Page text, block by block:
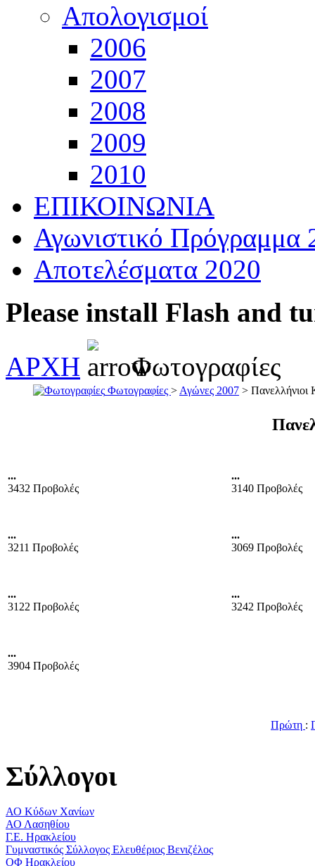
Απολογισμοί
2006
2007
2008
2009
2010
ΕΠΙΚΟΙΝΩΝΙΑ
Αγωνιστικό Πρόγραμμα
Αποτελέσματα 2020
Please install Flash and
ΑΡΧΗ
Φωτογραφίες
Φωτογραφίες > Αγώνες 2007 >
...
3432 Προβολές
...
3140 Προβολές
...
3211 Προβολές
...
3069 Προβολές
...
3122 Προβολές
...
3242 Προβολές
...
3904 Προβολές
Πρώτη :
Σύλλογοι
ΑΟ Κύδων Χανίων
ΑΟ Λασηθίου
Γ.Ε. Ηρακλείου
Γυμναστικός Σύλλογος Ελευθέριος Βενιζέλος
ΟΦ Ηρακλείου